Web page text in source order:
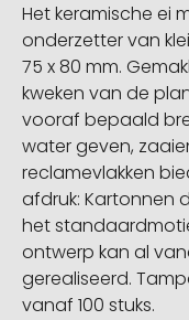
Het keramische ei
onderzetter van
75 x 80 mm.
kweken van de
vooraf bepaald
water geven,
reclamevlakken
afdruk: Kartonnen
het
ontwerp kan al
gerealiseerd.
vanaf 100 stuks.